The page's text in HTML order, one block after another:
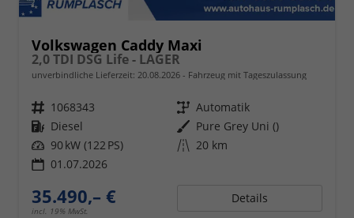
Volkswagen Caddy Maxi
2,0 TDI DSG Life - LAGER
unverbindliche Lieferzeit: 20.08.2026 Fahrzeug mit Tageszulassung
Fahrzeugnr. 1068343 Getriebe Automatik
Kraftstoff Diesel Außenfarbe Pure Grey Uni ()
Leistung 90 kW (122 PS) Kilometerstand 20 km
01.07.2026
35.490,– €
incl. 19% MwSt.
Details